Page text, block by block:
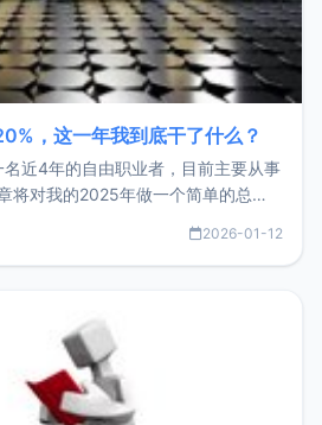
，这一年我到底干了什么？
近4年的自由职业者，目前主要从事
将对我的2025年做一个简单的总
很充实，2026年不求突破，但求保
2026-01-12